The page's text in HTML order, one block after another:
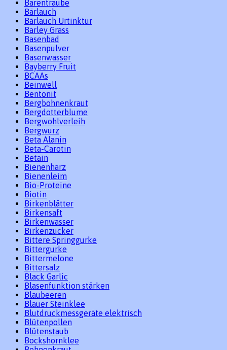
Bärentraube
Bärlauch
Bärlauch Urtinktur
Barley Grass
Basenbad
Basenpulver
Basenwasser
Bayberry Fruit
BCAAs
Beinwell
Bentonit
Bergbohnenkraut
Bergdotterblume
Bergwohlverleih
Bergwurz
Beta Alanin
Beta-Carotin
Betain
Bienenharz
Bienenleim
Bio-Proteine
Biotin
Birkenblätter
Birkensaft
Birkenwasser
Birkenzucker
Bittere Springgurke
Bittergurke
Bittermelone
Bittersalz
Black Garlic
Blasenfunktion stärken
Blaubeeren
Blauer Steinklee
Blutdruckmessgeräte elektrisch
Blütenpollen
Blütenstaub
Bockshornklee